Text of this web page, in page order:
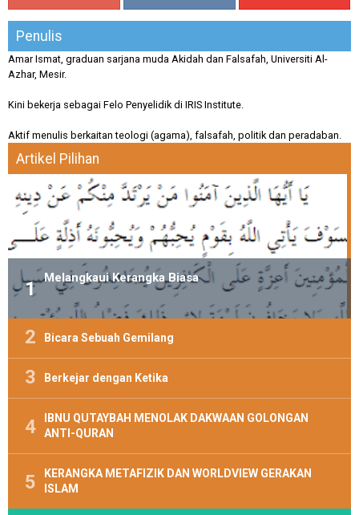
Penulis
Amar Ismat, graduan sarjana muda Akidah dan Falsafah, Universiti Al-
Azhar, Mesir.
Kini bekerja sebagai Felo Penyelidik di IRIS Institute.
Aktif menulis berkaitan teologi (agama), falsafah, politik dan peradaban.
Artikel Pilihan
Melangkaui Kerangka Biasa
Bicara Sebuah Gemilang
Berkejar dengan Ketika
IBNU QUTAYBAH MENOLAK DAKWAAN GOLONGAN
ANTI-QURAN
KERANGKA METAFIZIK DAN WORLDVIEW GERAKAN
ISLAM